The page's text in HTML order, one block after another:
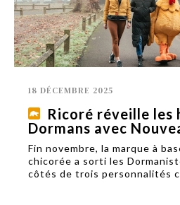
18 DÉCEMBRE 2025
Ricoré réveille les
Dormans avec
Fin novembre, la marque à base de café et de
chicorée a sorti les
côtés de trois personnalités
L'agence lyonnaise Nouveau